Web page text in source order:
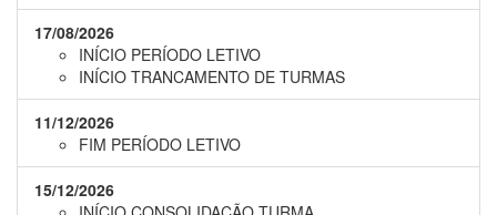
17/08/2026
INÍCIO PERÍODO LETIVO
INÍCIO TRANCAMENTO DE TURMAS
11/12/2026
FIM PERÍODO LETIVO
15/12/2026